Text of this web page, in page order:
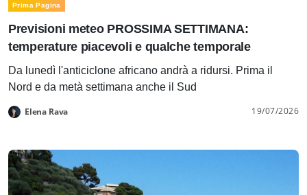
Prima Pagina
Previsioni meteo PROSSIMA SETTIMANA:
temperature piacevoli e qualche temporale
Da lunedì l'anticiclone africano andrà a ridursi. Prima il
Nord e da metà settimana anche il Sud
Elena Rava 19/07/2026